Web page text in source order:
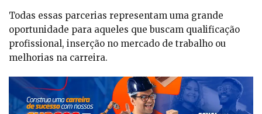
Todas essas parcerias representam uma grande
oportunidade para aqueles que buscam qualificação
profissional, inserção no mercado de trabalho ou
melhorias na carreira.